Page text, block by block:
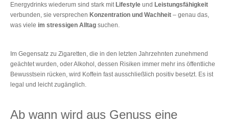
Energydrinks wiederum sind stark mit Lifestyle und Leistungsfähigkeit
verbunden, sie versprechen Konzentration und Wachheit – genau das,
was viele im stressigen Alltag suchen.
Im Gegensatz zu Zigaretten, die in den letzten Jahrzehnten zunehmend
geächtet wurden, oder Alkohol, dessen Risiken immer mehr ins öffentliche
Bewusstsein rücken, wird Koffein fast ausschließlich positiv besetzt. Es ist
legal und leicht zugänglich.
Ab wann wird aus Genuss eine